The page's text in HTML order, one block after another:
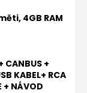
4GB RAM
CANBUS +
KABEL+ RCA
+ NÁVOD